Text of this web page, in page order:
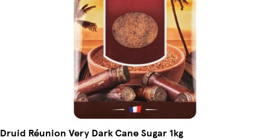
Druid Réunion Very Dark Cane Sugar 1kg